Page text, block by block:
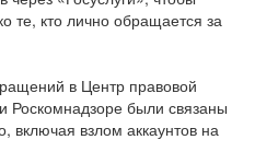
те, кто лично обращается за
в Центр правовой
были связаны
взлом аккаунтов на